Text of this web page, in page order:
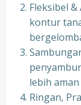
Fleksibel
kontur
lebih
Ringan,